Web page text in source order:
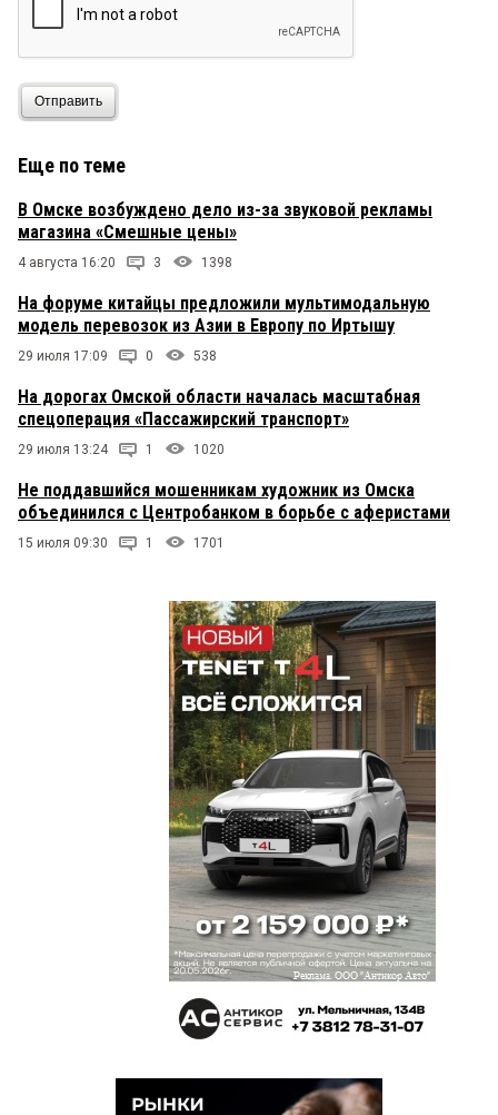
Отправить
Еще по теме
В Омске возбуждено дело из-за звуковой рекламы
магазина «Смешные цены»
4 августа 16:20 3 1398
На форуме китайцы предложили мультимодальную
модель перевозок из Азии в Европу по Иртышу
29 июля 17:09 0 538
На дорогах Омской области началась масштабная
спецоперация «Пассажирский транспорт»
29 июля 13:24 1 1020
Не поддавшийся мошенникам художник из Омска
объединился с Центробанком в борьбе с аферистами
15 июля 09:30 1 1701